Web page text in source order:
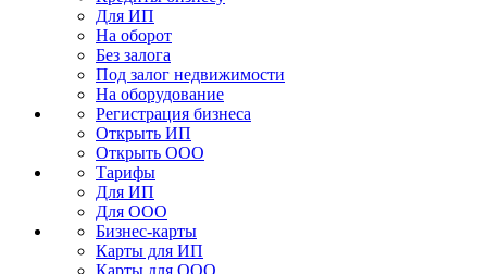
Для ИП
На оборот
Без залога
Под залог недвижимости
На оборудование
Регистрация бизнеса
Открыть ИП
Открыть ООО
Тарифы
Для ИП
Для ООО
Бизнес-карты
Карты для ИП
Карты для ООО